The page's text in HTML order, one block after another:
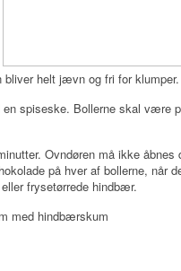
helt jævn og fri for klumper.
spiseske. Bollerne skal være
Ovndøren må ikke åbnes
på hver af bollerne, når
frysetørrede hindbær.
med hindbærskum